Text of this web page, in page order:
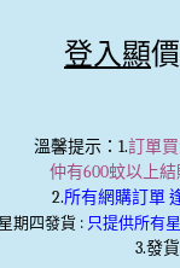
登入顯
溫馨提示：1.訂單
仲有600蚊以上
2.所有網購訂單
期四發貨 : 只提供所有
3.發